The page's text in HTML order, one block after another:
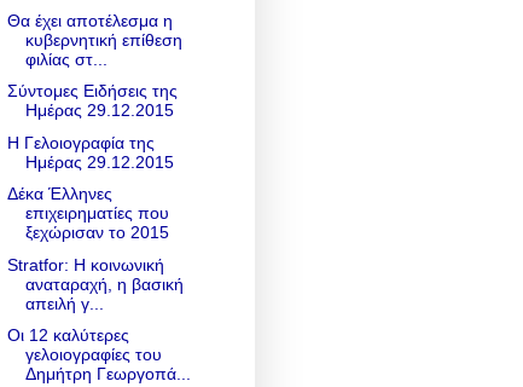
Θα έχει αποτέλεσμα η
κυβερνητική επίθεση
φιλίας στ...
Σύντομες Ειδήσεις της
Ημέρας 29.12.2015
Η Γελοιογραφία της
Ημέρας 29.12.2015
Δέκα Έλληνες
επιχειρηματίες που
ξεχώρισαν το 2015
Stratfor: Η κοινωνική
αναταραχή, η βασική
απειλή γ...
Οι 12 καλύτερες
γελοιογραφίες του
Δημήτρη Γεωργοπά...